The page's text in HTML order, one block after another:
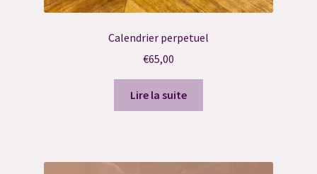
Calendrier perpetuel
€65,00
Lire la suite